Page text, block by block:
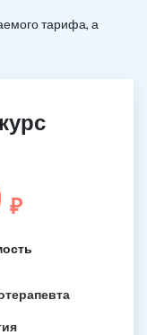
тарифа, а
₽